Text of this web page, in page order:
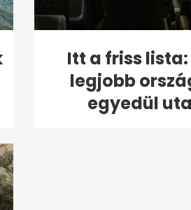
Itt a friss lista:
legjobb
egyedül